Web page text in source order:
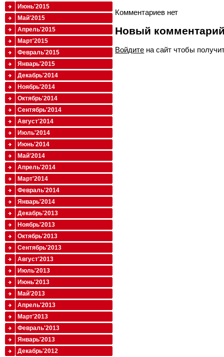
Комментариев нет
Новый
Войдите на сайт чтобы
Июнь'2015
Май'2015
Апрель'2015
Март'2015
Февраль'2015
Январь'2015
Декабрь'2014
Ноябрь'2014
Октябрь'2014
Сентябрь'2014
Август'2014
Июль'2014
Июнь'2014
Май'2014
Апрель'2014
Март'2014
Февраль'2014
Январь'2014
Декабрь'2013
Ноябрь'2013
Октябрь'2013
Сентябрь'2013
Август'2013
Июль'2013
Июнь'2013
Май'2013
Апрель'2013
Март'2013
Февраль'2013
Январь'2013
Декабрь'2012